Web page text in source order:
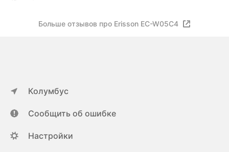
Больше отзывов про Erisson EC-W05C4
Колумбус
Сообщить об ошибке
Настройки